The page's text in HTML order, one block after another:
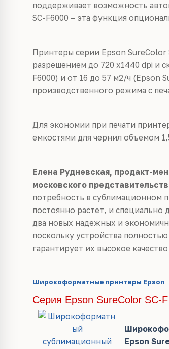
поддерживает возможность
SC-F6000 – эта функция
Принтеры серии Epson SureColor
разрешением до 720 х1440 dpi и
F6000) и от 16 до 57 м2/ч (Epson
производственного режима с
Для экономии при печати
емкостями для чернил объемом
Елена Рудневская, продакт-
московского
потребность в сублимационном
постоянно растет, и специально
два новых надежных и
поскольку устройства
гарантирует их высокое
Широкоформатные принтеры Epson
Серия Epson SureColor SC-F
Epson